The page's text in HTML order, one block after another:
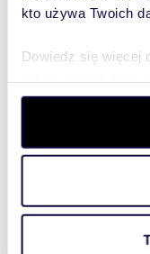
kto używa Twoich
Dowiedz się więcej
szczegółów. W
wycofać swoją
aby oferować
witrynie.
analitycznym.